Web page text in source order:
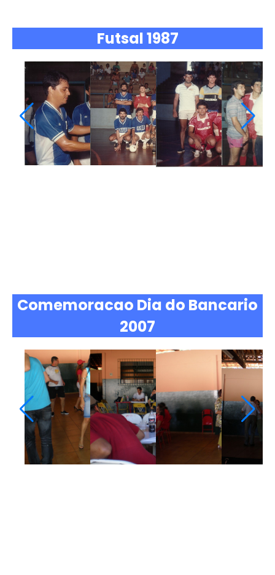
Futsal 1987
Comemoracao Dia do Bancario
2007